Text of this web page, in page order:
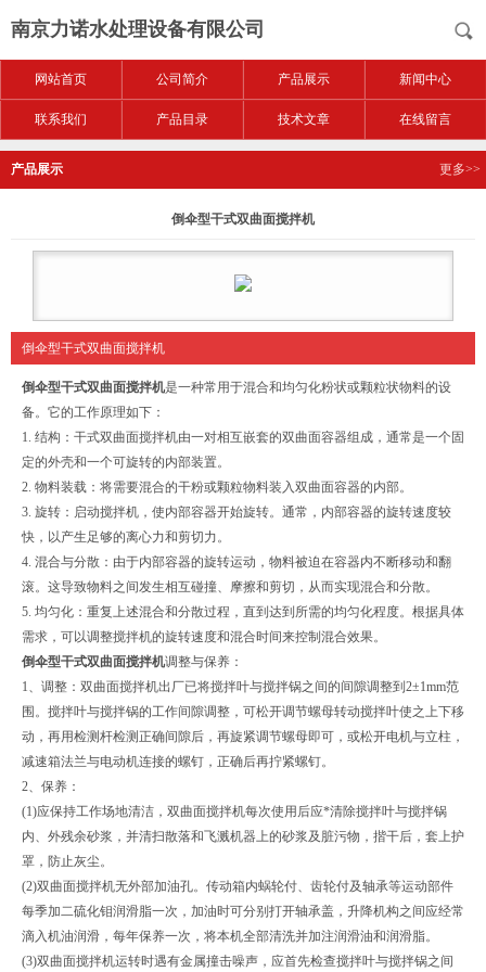
南京力诺水处理设备有限公司
网站首页 公司简介 产品展示 新闻中心
联系我们 产品目录 技术文章 在线留言
产品展示 更多>>
倒伞型干式双曲面搅拌机
倒伞型干式双曲面搅拌机
倒伞型干式双曲面搅拌机是一种常用于混合和均匀化粉状或颗粒状物料的设
备。它的工作原理如下：
1. 结构：干式双曲面搅拌机由一对相互嵌套的双曲面容器组成，通常是一个固
定的外壳和一个可旋转的内部装置。
2. 物料装载：将需要混合的干粉或颗粒物料装入双曲面容器的内部。
3. 旋转：启动搅拌机，使内部容器开始旋转。通常，内部容器的旋转速度较
快，以产生足够的离心力和剪切力。
4. 混合与分散：由于内部容器的旋转运动，物料被迫在容器内不断移动和翻
滚。这导致物料之间发生相互碰撞、摩擦和剪切，从而实现混合和分散。
5. 均匀化：重复上述混合和分散过程，直到达到所需的均匀化程度。根据具体
需求，可以调整搅拌机的旋转速度和混合时间来控制混合效果。
倒伞型干式双曲面搅拌机调整与保养：
1、调整：双曲面搅拌机出厂已将搅拌叶与搅拌锅之间的间隙调整到2±1mm范
围。搅拌叶与搅拌锅的工作间隙调整，可松开调节螺母转动搅拌叶使之上下移
动，再用检测杆检测正确间隙后，再旋紧调节螺母即可，或松开电机与立柱，
减速箱法兰与电动机连接的螺钉，正确后再拧紧螺钉。
2、保养：
(1)应保持工作场地清洁，双曲面搅拌机每次使用后应*清除搅拌叶与搅拌锅
内、外残余砂浆，并清扫散落和飞溅机器上的砂浆及脏污物，揩干后，套上护
罩，防止灰尘。
(2)双曲面搅拌机无外部加油孔。传动箱内蜗轮付、齿轮付及轴承等运动部件
每季加二硫化钼润滑脂一次，加油时可分别打开轴承盖，升降机构之间应经常
滴入机油润滑，每年保养一次，将本机全部清洗并加注润滑油和润滑脂。
(3)双曲面搅拌机运转时遇有金属撞击噪声，应首先检查搅拌叶与搅拌锅之间